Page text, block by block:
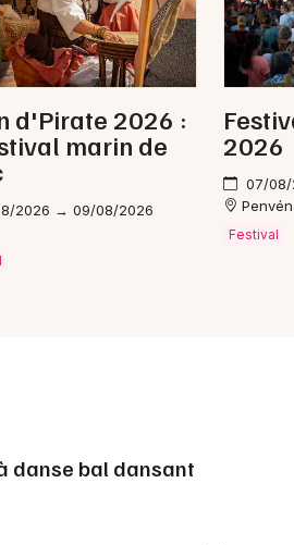
d'Pirate 2026 :
marin de
2026 → 09/08/2026
2026
07/
Festival
danse bal dansant